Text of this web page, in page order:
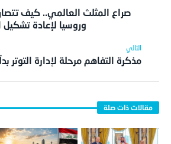
صراع المثلث العالمي.. كيف
وروسيا لإعادة تشكيل
مذكرة التفاهم مرحلة لإدارة التوتر